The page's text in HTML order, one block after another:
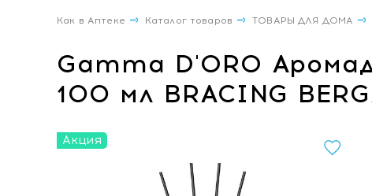
Как в Аптеке Каталог товаров ТОВАРЫ ДЛЯ ДОМА
Gamma D'ORO
100 мл BRACING
Акция